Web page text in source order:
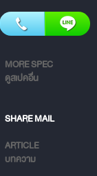
MORE SPEC
ดูสเปคอื่น
SHARE MAIL
ARTICLE
บทความ